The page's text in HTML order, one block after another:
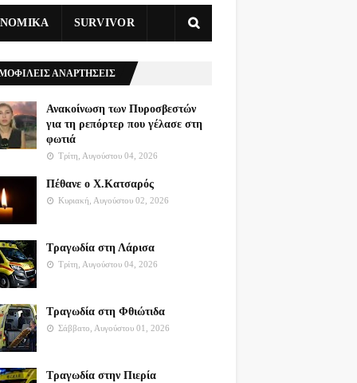
SURVIVOR
ΑΝΑΡΤΗΣΕΙΣ
Ανακοίνωση των Πυροσβεστών
για τη ρεπόρτερ που γέλασε στη
φωτιά
Τρίτη, Αυγούστου 04, 2026
Πέθανε ο Χ.Κατσαρός
Κυριακή, Αυγούστου 02, 2026
Τραγωδία στη Λάρισα
Τρίτη, Αυγούστου 04, 2026
Τραγωδία στη Φθιώτιδα
Σάββατο, Αυγούστου 01, 2026
Τραγωδία στην Πιερία